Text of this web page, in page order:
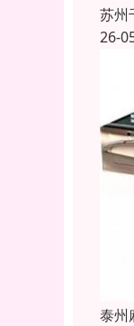
苏州
26-
泰州